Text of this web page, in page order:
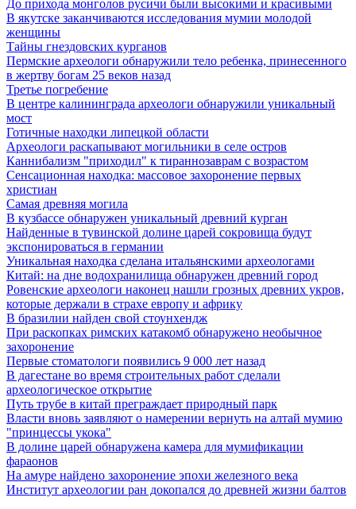
До прихода монголов русичи были высокими и красивыми
В якутске заканчиваются исследования мумии молодой
женщины
Тайны гнездовских курганов
Пермские археологи обнаружили тело ребенка, принесенного
в жертву богам 25 веков назад
Третье погребение
В центре калининграда археологи обнаружили уникальный
мост
Готичные находки липецкой области
Археологи раскапывают могильники в селе остров
Каннибализм "приходил" к тираннозаврам с возрастом
Сенсационная находка: массовое захоронение первых
христиан
Самая древняя могила
В кузбассе обнаружен уникальный древний курган
Найденные в тувинской долине царей сокровища будут
экспонироваться в германии
Уникальная находка сделана итальянскими археологами
Китай: на дне водохранилища обнаружен древний город
Ровенские археологи наконец нашли грозных древних укров,
которые держали в страхе европу и африку
В бразилии найден свой стоунхендж
При раскопках римских катакомб обнаружено необычное
захоронение
Первые стоматологи появились 9 000 лет назад
В дагестане во время строительных работ сделали
археологическое открытие
Путь трубе в китай преграждает природный парк
Власти вновь заявляют о намерении вернуть на алтай мумию
"принцессы укока"
В долине царей обнаружена камера для мумификации
фараонов
На амуре найдено захоронение эпохи железного века
Институт археологии ран докопался до древней жизни балтов